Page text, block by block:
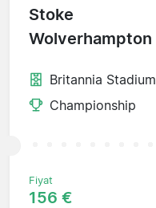
Stoke
Wolverhampton
Britannia Stadium
Championship
Fiyat
156 €